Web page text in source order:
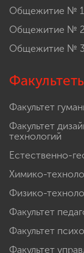
Общежитие № 1:
Общежитие №
Общежитие №
Факультет
Факультет
технологий
Естественно-
Химико-
Физико-
Факультет
Факультет
Факультет